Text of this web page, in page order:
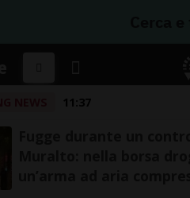
11:37